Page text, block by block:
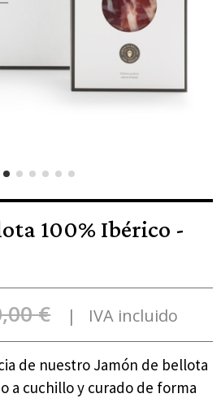
100% Ibérico -
€ IVA incluido
de nuestro Jamón de bellota
a cuchillo y curado de forma